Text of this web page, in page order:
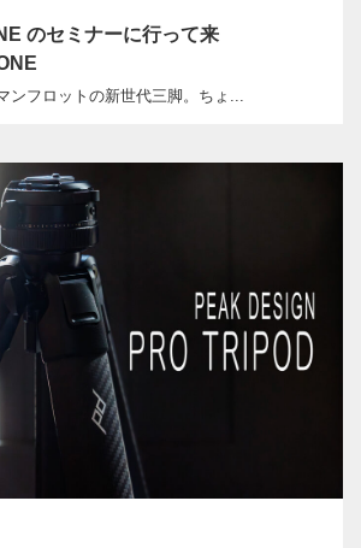
のセミナーに行って来
ンフロットの新世代三脚。ちょ...